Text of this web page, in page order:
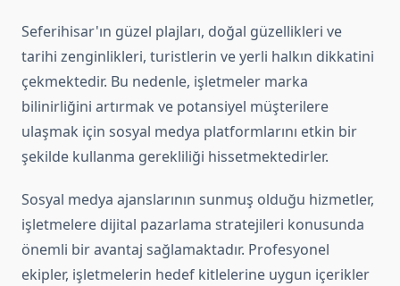
Seferihisar'ın güzel plajları, doğal güzellikleri ve
tarihi zenginlikleri, turistlerin ve yerli halkın dikkatini
çekmektedir. Bu nedenle, işletmeler marka
bilinirliğini artırmak ve potansiyel müşterilere
ulaşmak için sosyal medya platformlarını etkin bir
şekilde kullanma gerekliliği hissetmektedirler.
Sosyal medya ajanslarının sunmuş olduğu hizmetler,
işletmelere dijital pazarlama stratejileri konusunda
önemli bir avantaj sağlamaktadır. Profesyonel
ekipler, işletmelerin hedef kitlelerine uygun içerikler